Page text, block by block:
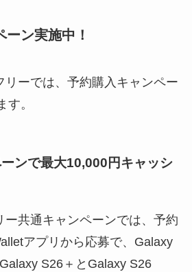
ン実施中！
リーでは、予約購入キャンペー
す。
ンで最大10,000円キャッシ
ー共通キャンペーンでは、予約
アプリから応募で、Galaxy
S26＋とGalaxy S26